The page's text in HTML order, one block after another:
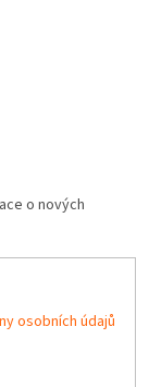
o nových
osobních údajů